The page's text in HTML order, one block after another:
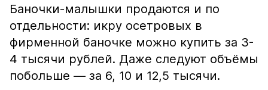
Баночки-малышки продаются и по
отдельности: икру осетровых в
фирменной баночке можно купить за 3-
4 тысячи рублей. Даже следуют объёмы
побольше — за 6, 10 и 12,5 тысячи.